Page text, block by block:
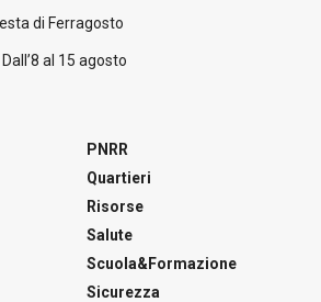
di Ferragosto
al 15 agosto
PNRR
Quartieri
Risorse
Salute
Scuola&Formazione
Sicurezza